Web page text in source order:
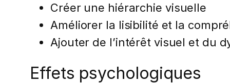
Créer une hiérarchie visuelle
Améliorer la lisibilité et la
Ajouter de l’intérêt visuel et du
Effets psychologiques